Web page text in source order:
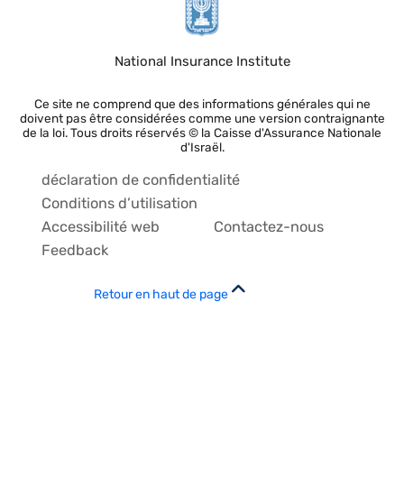
National Insurance Institute
Ce site ne comprend que des informations générales qui ne
doivent pas être considérées comme une version contraignante
de la loi. Tous droits réservés © la Caisse d'Assurance Nationale
d'Israël.
déclaration de confidentialité
Conditions d’utilisation
Accessibilité web
Contactez-nous
Feedback
Retour en haut de page